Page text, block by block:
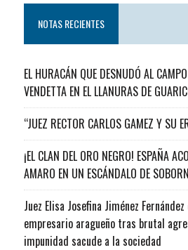
NOTAS RECIENTES
EL HURACÁN QUE DESNUDÓ AL
VENDETTA EN EL LLANURAS DE
“JUEZ RECTOR CARLOS GAMEZ Y SU
¡EL CLAN DEL ORO NEGRO! ESPAÑA
AMARO EN UN ESCÁNDALO DE
Juez Elisa Josefina Jiménez
empresario aragueño tras brutal
impunidad sacude a la sociedad